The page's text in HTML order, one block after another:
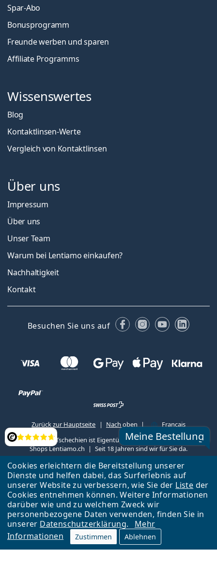
Cookies erleichtern die Bereitstellung unserer
Dienste und helfen dabei, das Surferlebnis auf
unserer Website zu verbessern, wie Sie der Liste der
Cookies entnehmen können. Weitere Informationen
darüber wie und zu welchem Zweck wir
personenbezogene Daten verwenden, finden Sie in
unserer Datenschutzerklärung.
Mehr
Informationen
Zustimmen Ablehnen
Bewertung Meine Bestellung
Spar-Abo
Bonusprogramm
Freunde werben und sparen
Affiliate Programms
Wissenswertes
Blog
Kontaktlinsen-Werte
Vergleich von Kontaktlinsen
Über uns
Impressum
Über uns
Unser Team
Warum bei Lentiamo einkaufen?
Nachhaltigkeit
Kontakt
Besuchen Sie uns auf FacebookInstagram
YouTube
Zurück zur Hauptseite Nach oben
Français
Lentiamo s.r.o., Tschechien ist Eigentümer und Betreiber des Online-
Shops Lentiamo.ch
Seit 18 Jahren sind wir für Sie da.